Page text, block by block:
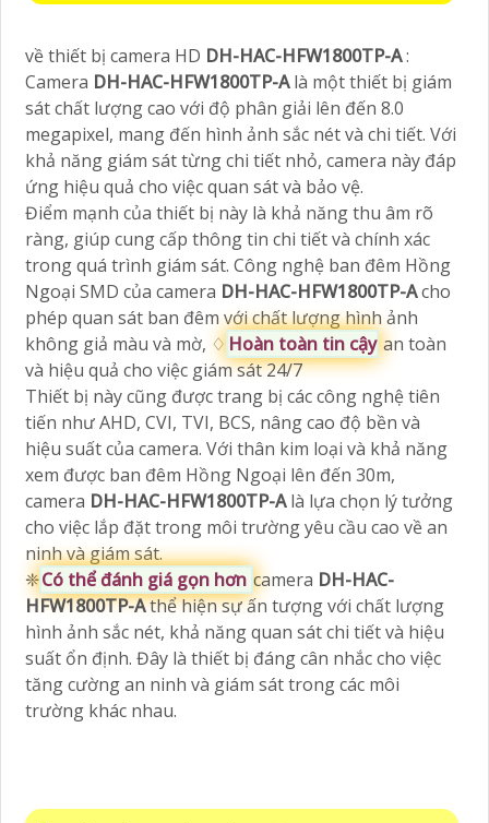
về thiết bị camera HD DH-HAC-HFW1800TP-A:
Camera DH-HAC-HFW1800TP-Alà một thiết bị giám
sát chất lượng cao với độ phân giải lên đến 8.0
megapixel, mang đến hình ảnh sắc nét và chi tiết. Với
khả năng giám sát từng chi tiết nhỏ, camera này đáp
ứng hiệu quả cho việc quan sát và bảo vệ.
Điểm mạnh của thiết bị này là khả năng thu âm rõ
ràng, giúp cung cấp thông tin chi tiết và chính xác
trong quá trình giám sát. Công nghệ ban đêm Hồng
Ngoại SMD của camera DH-HAC-HFW1800TP-Acho
phép quan sát ban đêm với chất lượng hình ảnh
không giả màu và mờ, ♢ Hoàn toàn tin cậy an toàn
và hiệu quả cho việc giám sát 24/7
Thiết bị này cũng được trang bị các công nghệ tiên
tiến như AHD, CVI, TVI, BCS, nâng cao độ bền và
hiệu suất của camera. Với thân kim loại và khả năng
xem được ban đêm Hồng Ngoại lên đến 30m,
camera DH-HAC-HFW1800TP-Alà lựa chọn lý tưởng
cho việc lắp đặt trong môi trường yêu cầu cao về an
ninh và giám sát.
❈Có thể đánh giá gọn hơn camera DH-HAC-
HFW1800TP-Athể hiện sự ấn tượng với chất lượng
hình ảnh sắc nét, khả năng quan sát chi tiết và hiệu
suất ổn định. Đây là thiết bị đáng cân nhắc cho việc
tăng cường an ninh và giám sát trong các môi
trường khác nhau.